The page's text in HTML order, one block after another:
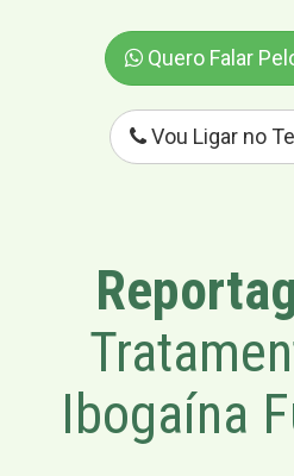
Quero Falar
Vou Ligar no
Ibogaína